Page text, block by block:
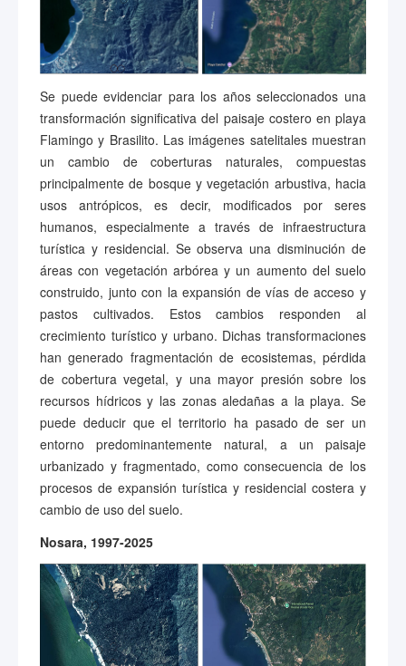
Se puede evidenciar para los años seleccionados una
transformación significativa del paisaje costero en playa
Flamingo y Brasilito. Las imágenes satelitales muestran
un cambio de coberturas naturales, compuestas
principalmente de bosque y vegetación arbustiva, hacia
usos antrópicos, es decir, modificados por seres
humanos, especialmente a través de infraestructura
turística y residencial. Se observa una disminución de
áreas con vegetación arbórea y un aumento del suelo
construido, junto con la expansión de vías de acceso y
pastos cultivados. Estos cambios responden al
crecimiento turístico y urbano. Dichas transformaciones
han generado fragmentación de ecosistemas, pérdida
de cobertura vegetal, y una mayor presión sobre los
recursos hídricos y las zonas aledañas a la playa. Se
puede deducir que el territorio ha pasado de ser un
entorno predominantemente natural, a un paisaje
urbanizado y fragmentado, como consecuencia de los
procesos de expansión turística y residencial costera y
cambio de uso del suelo.
Nosara, 1997-2025